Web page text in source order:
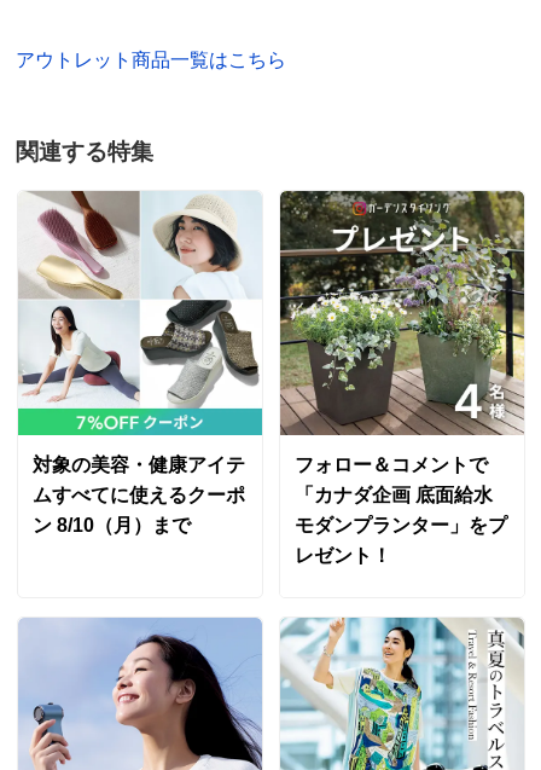
品は、とてもしっかりして、
2025/06/14
ホワイト ＬＬ
大阪府 60代以上女性 身長 : 171cm
普段のサイズ : LL 購入したサイズで「ちょうどよかった」
素材、サイズ感大変気に入りました。
2025/05/29
購入したサイズで「ちょうどよかった」
気に入っています。
安っぽくないし洗濯しても大丈夫で黒白両方購入しまし
た。
私はオフホワイトは嫌いなのでこちらは白くてよかった
アウトレット商品一覧はこちら
関連する特集
対象の美容・健康アイテ
ムすべてに使えるクーポ
ン 8/10（月）まで
フォロー＆コメントで
「カナダ企画 底面給水
モダンプランター」をプ
レゼント！